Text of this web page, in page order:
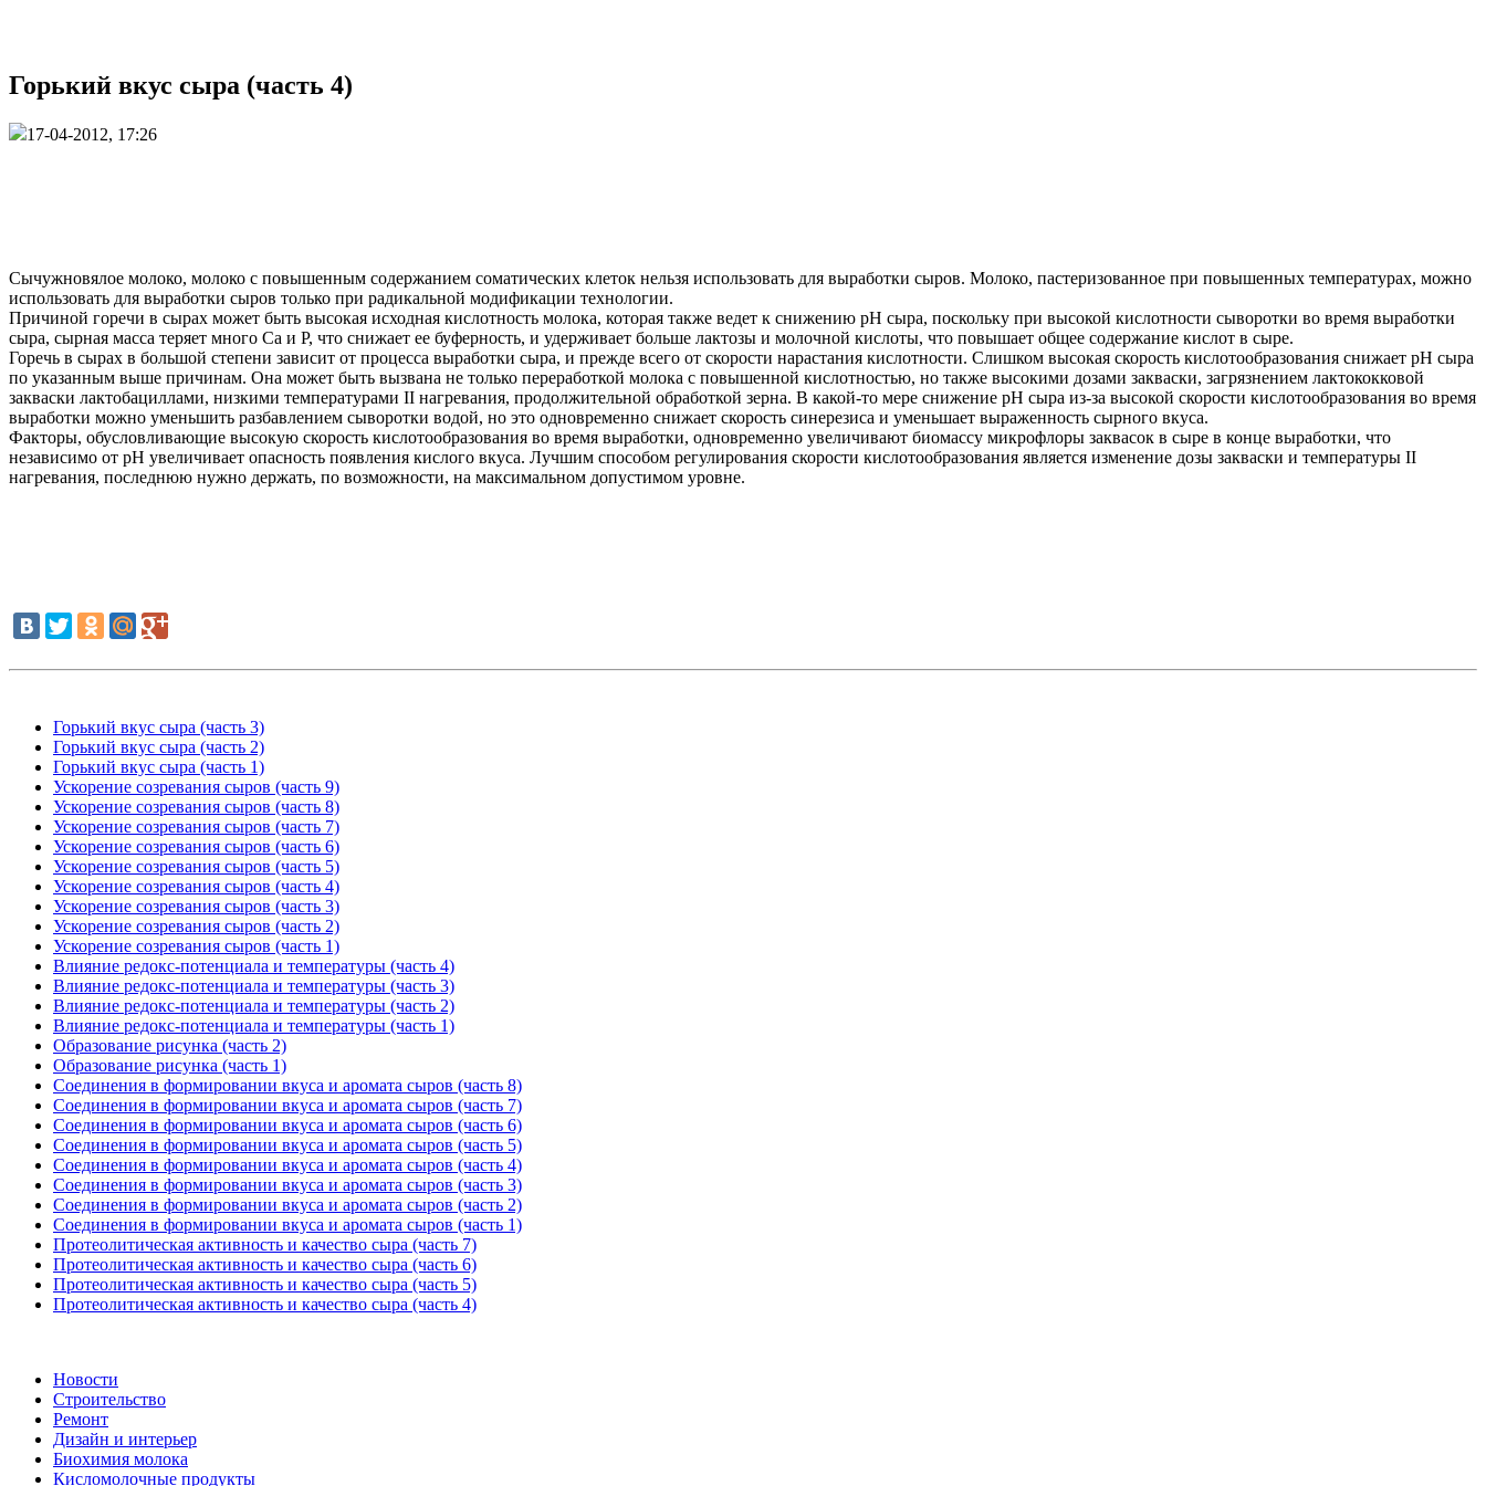
Горький вкус сыра (часть 4)
17-04-2012, 17:26
Сычужновялое молоко, молоко с повышенным содержанием соматических клеток нельзя использовать для выработки сыров. Молоко, пастеризованное при повышенных температурах, можно
использовать для выработки сыров только при радикальной модификации технологии.
Причиной горечи в сырах может быть высокая исходная кислотность молока, которая также ведет к снижению pH сыра, поскольку при высокой кислотности сыворотки во время выработки
сыра, сырная масса теряет много Ca и Р, что снижает ее буферность, и удерживает больше лактозы и молочной кислоты, что повышает общее содержание кислот в сыре.
Горечь в сырах в большой степени зависит от процесса выработки сыра, и прежде всего от скорости нарастания кислотности. Слишком высокая скорость кислотообразования снижает pH сыра
по указанным выше причинам. Она может быть вызвана не только переработкой молока с повышенной кислотностью, но также высокими дозами закваски, загрязнением лактококковой
закваски лактобациллами, низкими температурами II нагревания, продолжительной обработкой зерна. В какой-то мере снижение pH сыра из-за высокой скорости кислотообразования во время
выработки можно уменьшить разбавлением сыворотки водой, но это одновременно снижает скорость синерезиса и уменьшает выраженность сырного вкуса.
Факторы, обусловливающие высокую скорость кислотообразования во время выработки, одновременно увеличивают биомассу микрофлоры заквасок в сыре в конце выработки, что
независимо от pH увеличивает опасность появления кислого вкуса. Лучшим способом регулирования скорости кислотообразования является изменение дозы закваски и температуры II
нагревания, последнюю нужно держать, по возможности, на максимальном допустимом уровне.
Горький вкус сыра (часть 3)
Горький вкус сыра (часть 2)
Горький вкус сыра (часть 1)
Ускорение созревания сыров (часть 9)
Ускорение созревания сыров (часть 8)
Ускорение созревания сыров (часть 7)
Ускорение созревания сыров (часть 6)
Ускорение созревания сыров (часть 5)
Ускорение созревания сыров (часть 4)
Ускорение созревания сыров (часть 3)
Ускорение созревания сыров (часть 2)
Ускорение созревания сыров (часть 1)
Влияние редокс-потенциала и температуры (часть 4)
Влияние редокс-потенциала и температуры (часть 3)
Влияние редокс-потенциала и температуры (часть 2)
Влияние редокс-потенциала и температуры (часть 1)
Образование рисунка (часть 2)
Образование рисунка (часть 1)
Соединения в формировании вкуса и аромата сыров (часть 8)
Соединения в формировании вкуса и аромата сыров (часть 7)
Соединения в формировании вкуса и аромата сыров (часть 6)
Соединения в формировании вкуса и аромата сыров (часть 5)
Соединения в формировании вкуса и аромата сыров (часть 4)
Соединения в формировании вкуса и аромата сыров (часть 3)
Соединения в формировании вкуса и аромата сыров (часть 2)
Соединения в формировании вкуса и аромата сыров (часть 1)
Протеолитическая активность и качество сыра (часть 7)
Протеолитическая активность и качество сыра (часть 6)
Протеолитическая активность и качество сыра (часть 5)
Протеолитическая активность и качество сыра (часть 4)
Новости
Строительство
Ремонт
Дизайн и интерьер
Биохимия молока
Кисломолочные продукты